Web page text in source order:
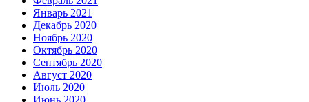
Январь 2021
Декабрь 2020
Ноябрь 2020
Октябрь 2020
Сентябрь 2020
Август 2020
Июль 2020